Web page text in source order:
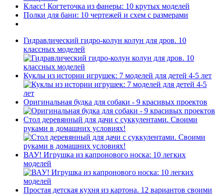
Класс! Когтеточка из фанеры: 10 крутых моделей
Полки для бани: 10 чертежей и схем с размерами
Гидравлический гидро-колун колун для дров. 10
классных моделей
Куклы из истории игрушек: 7 моделей для детей 4-5 лет
Оригинальная будка для собаки - 9 красивых проектов
Стол деревянный для дачи с суккулентами. Своими
руками в домашних условиях!
ВАУ! Игрушка из капронового носка: 10 легких
моделей
Простая детская кухня из картона. 12 вариантов своими